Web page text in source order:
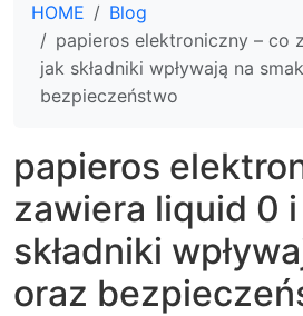
HOME
Blog
papieros elektroniczny – co
jak składniki wpływają na
bezpieczeństwo
papieros
zawiera liquid 0
składniki
oraz